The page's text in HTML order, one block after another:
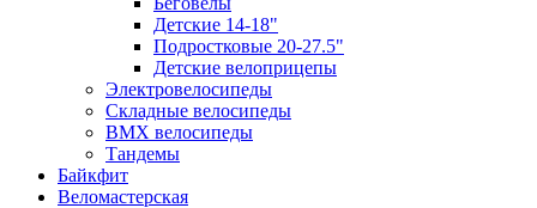
Детские 14-18"
Подростковые 20-27.5"
Детские велоприцепы
Электровелосипеды
Складные велосипеды
BMX велосипеды
Тандемы
Байкфит
Веломастерская